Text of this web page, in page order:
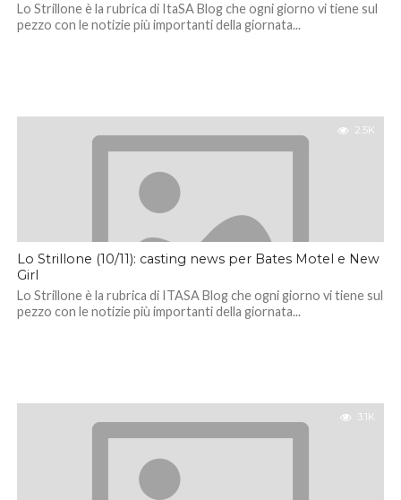
Lo Strillone è la rubrica di ItaSA Blog che ogni giorno vi tiene sul
pezzo con le notizie più importanti della giornata...
2.5K
Lo Strillone (10/11): casting news per Bates Motel e New
Girl
Lo Strillone è la rubrica di ITASA Blog che ogni giorno vi tiene sul
pezzo con le notizie più importanti della giornata...
3.1K